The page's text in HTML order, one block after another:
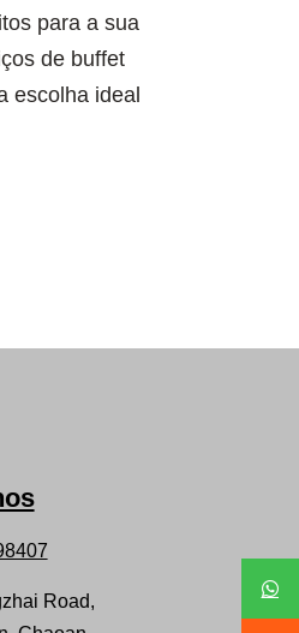
para a sua
de buffet
escolha ideal
Road,